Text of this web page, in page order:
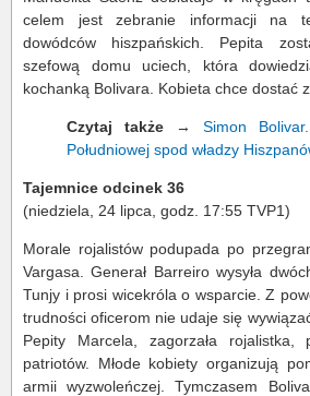
celem jest zebranie informacji na
dowódców hiszpańskich. Pepita
szefową domu uciech, która
kochanką Bolivara. Kobieta chce dostać
Czytaj także → Simon
Południowej spod władzy
Tajemnice odcinek 36
(niedziela, 24 lipca, godz. 17:55 TVP1)
Morale rojalistów podupada po
Vargasa. Generał Barreiro wysyła
Tunjy i prosi wicekróla o wsparcie. Z
trudności oficerom nie udaje się
Pepity Marcela, zagorzała rojalistka,
patriotów. Młode kobiety organizują
armii wyzwoleńczej. Tymczasem